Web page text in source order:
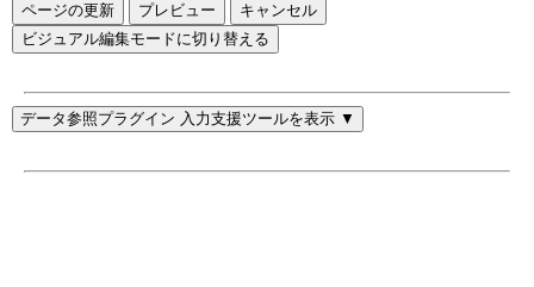
ページの更新
ビジュアル編集モードに切り替える
データ参照プラグイン 入力支援ツールを表示 ▼